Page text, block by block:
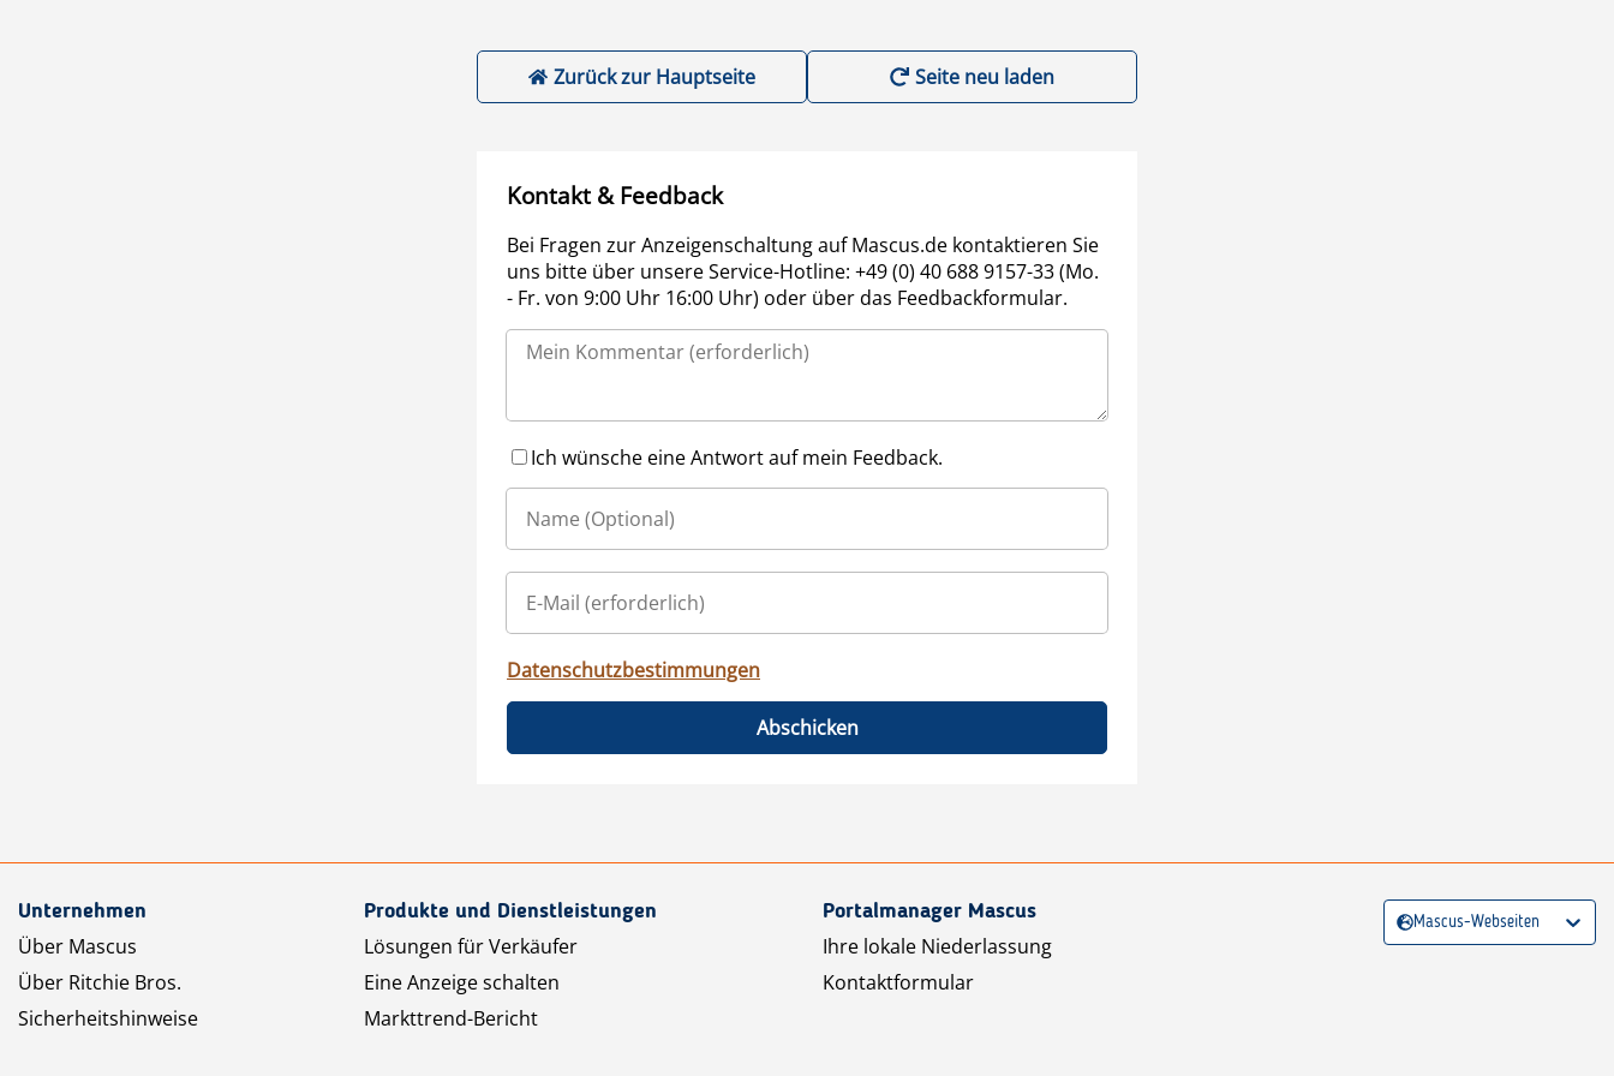
Zurück zur Hauptseite Seite neu laden
Kontakt & Feedback
Bei Fragen zur Anzeigenschaltung auf Mascus.de kontaktieren Sie
uns bitte über unsere Service-Hotline: +49 (0) 40 688 9157-33 (Mo.
- Fr. von 9:00 Uhr 16:00 Uhr) oder über das Feedbackformular.
Ich wünsche eine Antwort auf mein Feedback.
Datenschutzbestimmungen
Abschicken
Unternehmen
Über Mascus
Über Ritchie Bros.
Sicherheitshinweise
Produkte und Dienstleistungen
Lösungen für Verkäufer
Eine Anzeige schalten
Markttrend-Bericht
Portalmanager Mascus
Ihre lokale Niederlassung
Kontaktformular
Mascus-Webseiten